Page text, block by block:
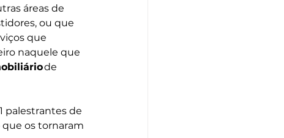
áreas de
ou que
que
naquele que
de
palestrantes de
os tornaram